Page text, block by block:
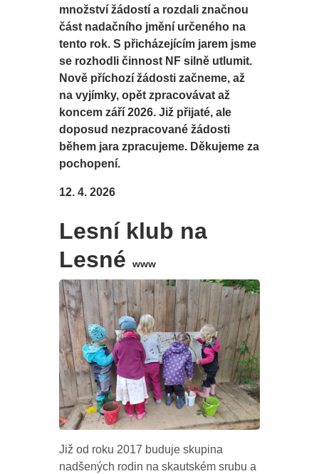
množství žádostí a rozdali značnou
část nadačního jmění určeného na
tento rok. S přicházejícím jarem jsme
se rozhodli činnost NF silně utlumit.
Nově příchozí žádosti začneme, až
na vyjímky, opět zpracovávat až
koncem září 2026. Již přijaté, ale
doposud nezpracované žádosti
během jara zpracujeme. Děkujeme za
pochopení.
12. 4. 2026
Lesní klub na
Lesnéwww
Již od roku 2017 buduje skupina
nadšených rodin na skautském srubu a